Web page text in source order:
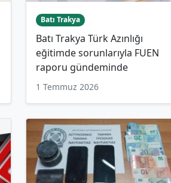
Batı Trakya
Batı Trakya Türk Azınlığı
eğitimde sorunlarıyla FUEN
raporu gündeminde
1 Temmuz 2026